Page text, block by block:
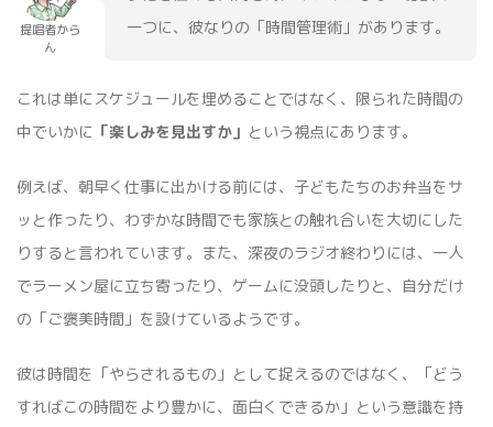
提唱者から
ん
一つに、彼なりの「時間管理術」があります。
これは単にスケジュールを埋めることではなく、限られた時間の
中でいかに 「楽しみを見出すか」 という視点にあります。
例えば、朝早く仕事に出かける前には、子どもたちのお弁当をサ
ッと作ったり、わずかな時間でも家族との触れ合いを大切にした
りすると言われています。また、深夜のラジオ終わりには、一人
でラーメン屋に立ち寄ったり、ゲームに没頭したりと、自分だけ
の「ご褒美時間」を設けているようです。
彼は時間を「やらされるもの」として捉えるのではなく、「どう
すればこの時間をより豊かに、面白くできるか」という意識を持